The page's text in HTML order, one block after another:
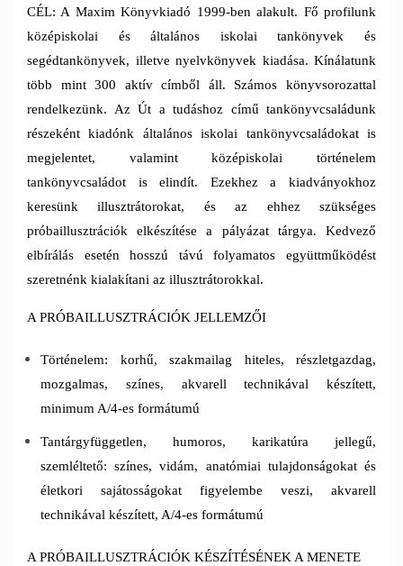
CÉL: A Maxim Könyvkiadó 1999-ben alakult. Fő profilunk
középiskolai és általános iskolai tankönyvek és
segédtankönyvek, illetve nyelvkönyvek kiadása. Kínálatunk
több mint 300 aktív címből áll. Számos könyvsorozattal
rendelkezünk. Az Út a tudáshoz című tankönyvcsaládunk
részeként kiadónk általános iskolai tankönyvcsaládokat is
megjelentet, valamint középiskolai történelem
tankönyvcsaládot is elindít. Ezekhez a kiadványokhoz
keresünk illusztrátorokat, és az ehhez szükséges
próbaillusztrációk elkészítése a pályázat tárgya. Kedvező
elbírálás esetén hosszú távú folyamatos együttműködést
szeretnénk kialakítani az illusztrátorokkal.
A PRÓBAILLUSZTRÁCIÓK JELLEMZŐI
Történelem: korhű, szakmailag hiteles, részletgazdag,
mozgalmas, színes, akvarell technikával készített,
minimum A/4-es formátumú
Tantárgyfüggetlen, humoros, karikatúra jellegű,
szemléltető: színes, vidám, anatómiai tulajdonságokat és
életkori sajátosságokat figyelembe veszi, akvarell
technikával készített, A/4-es formátumú
A PRÓBAILLUSZTRÁCIÓK KÉSZÍTÉSÉNEK A MENETE